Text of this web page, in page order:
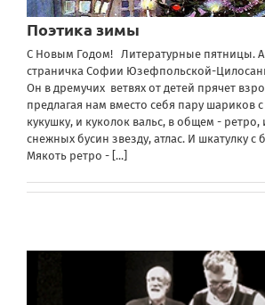
Поэтика зимы
С Новым Годом! Литературные пятницы.
страничка Софии Юзефпольской-
Он в дремучих ветвях от детей прячет
предлагая нам вместо себя пару шариков
кукушку, и куколок вальс, в общем - ретро,
снежных бусин звезду, атлас. И шкатулку с
Мякоть ретро - [...]